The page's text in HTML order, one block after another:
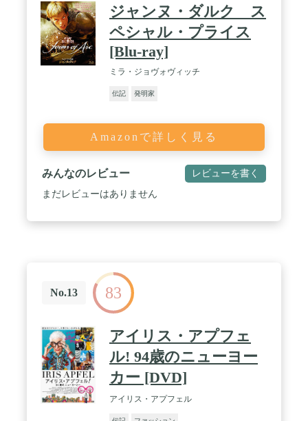
ジャンヌ・ダルク ス
ペシャル・プライス
[Blu-ray]
ミラ・ジョヴォヴィッチ
伝記 発明家
Amazonで詳しく見る
みんなのレビュー レビューを書く
まだレビューはありません
No.13 83
アイリス・アプフェ
ル! 94歳のニューヨー
カー [DVD]
アイリス・アプフェル